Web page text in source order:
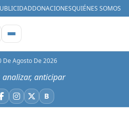
DONACIONESQUIÉNES SOMOS
De Agosto De 2026
anticipar
Facebook
Instagram
X BBluesky